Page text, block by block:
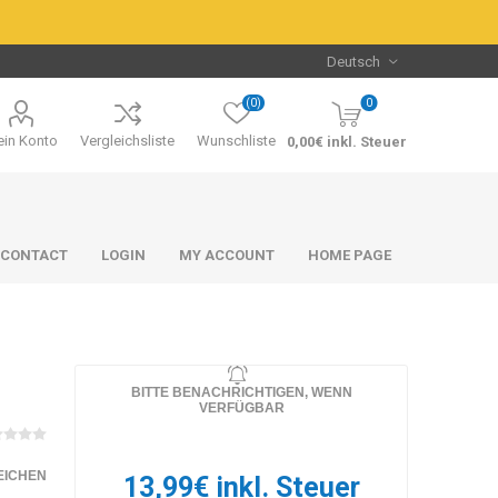
Konto Vergleichsliste Wunschliste
(0) 0
0,00€ inkl. Steuer
CONTACT LOGIN MY ACCOUNT HOME PAGE
BITTE BENACHRICHTIGEN, WENN
VERFÜGBAR
13,99€ inkl. Steuer